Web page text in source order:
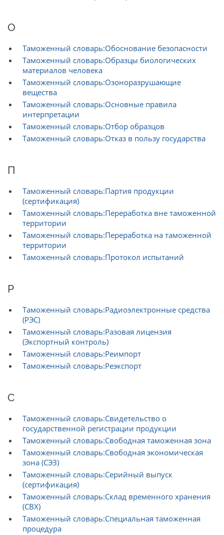
О
Таможенный словарь:Обоснование безопасности
Таможенный словарь:Образцы биологических
материалов человека
Таможенный словарь:Озоноразрушающие
вещества
Таможенный словарь:Основные правила
интерпретации
Таможенный словарь:Отбор образцов
Таможенный словарь:Отказ в пользу государства
П
Таможенный словарь:Партия продукции
(сертификация)
Таможенный словарь:Переработка вне таможенной
территории
Таможенный словарь:Переработка на таможенной
территории
Таможенный словарь:Протокол испытаний
Р
Таможенный словарь:Радиоэлектронные средства
(РЭС)
Таможенный словарь:Разовая лицензия
(Экспортный контроль)
Таможенный словарь:Реимпорт
Таможенный словарь:Реэкспорт
С
Таможенный словарь:Свидетельство о
государственной регистрации продукции
Таможенный словарь:Свободная таможенная зона
Таможенный словарь:Свободная экономическая
зона (СЭЗ)
Таможенный словарь:Серийный выпуск
(сертификация)
Таможенный словарь:Склад временного хранения
(СВХ)
Таможенный словарь:Специальная таможенная
процедура